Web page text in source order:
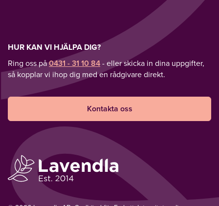
HUR KAN VI HJÄLPA DIG?
Ring oss på0431 - 31 10 84- eller skicka in dina uppgifter,
så kopplar vi ihop dig med en rådgivare direkt.
Kontakta oss